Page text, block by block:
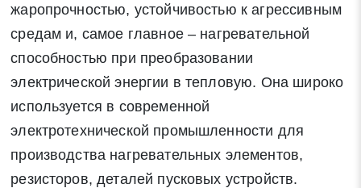
жаропрочностью, устойчивостью к агрессивным
средам и, самое главное – нагревательной
способностью при преобразовании
электрической энергии в тепловую. Она широко
используется в современной
электротехнической промышленности для
производства нагревательных элементов,
резисторов, деталей пусковых устройств.